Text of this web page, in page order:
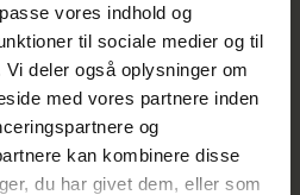
vores indhold og
til sociale medier og til
deler også oplysninger om
med vores partnere inden
og
kan kombinere disse
du har givet dem, eller som
229,00 kr
183,20 kr
På fjernlager
SALE